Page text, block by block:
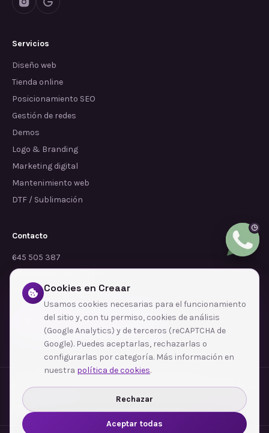
Servicios
Diseño web
Tienda online
Posicionamiento SEO
Gestión de redes
Demos
Logo & Branding
Marketing digital
Mantenimiento web
DTF / Sublimación
Contacto
645 505 387
info@dependalium.com
Mataró (Barcelona)
Déjanos tu reseña en Google
Zonas de cobertura·Barcelona·L'Hospitalet de Llobregat·Terrassa·Badalona
Sabadell
Santa Coloma de Gramenet
Ver todas las zonas →
Cookies en Creaar
Usamos cookies necesarias para el funcionamiento
del sitio y, con tu permiso, cookies de análisis
(Google Analytics) y de terceros (reCAPTCHA de
Google). Puedes aceptarlas, rechazarlas o
configurarlas por categoría. Más información en
nuestra política de cookies.
Rechazar
Aceptar todas